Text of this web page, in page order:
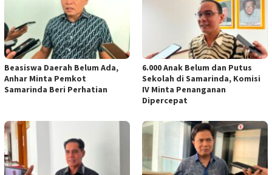
Beasiswa Daerah Belum Ada,
Anhar Minta Pemkot
Samarinda Beri Perhatian
6.000 Anak Belum dan Putus
Sekolah di Samarinda, Komisi
IV Minta Penanganan
Dipercepat